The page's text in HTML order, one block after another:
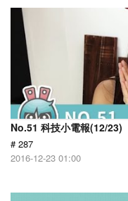
No.51 科技小電報(12/23)
# 287
2016-12-23 01:00